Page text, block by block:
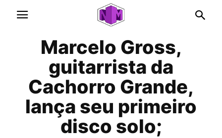
Marcelo Gross,
guitarrista da
Cachorro Grande,
lança seu primeiro
disco solo;